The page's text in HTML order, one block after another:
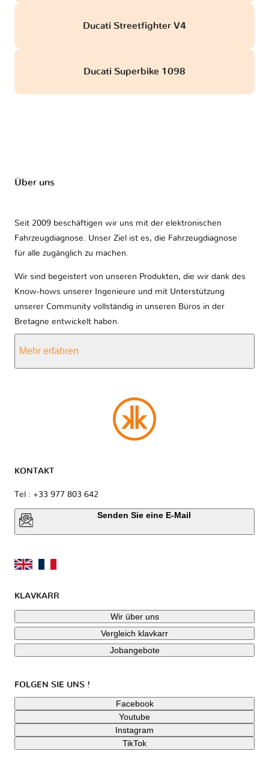
Ducati Streetfighter V4
Ducati Superbike 1098
Über uns
Seit 2009 beschäftigen wir uns mit der elektronischen
Fahrzeugdiagnose. Unser Ziel ist es, die Fahrzeugdiagnose
für alle zugänglich zu machen.
Wir sind begeistert von unseren Produkten, die wir dank des
Know-hows unserer Ingenieure und mit Unterstützung
unserer Community vollständig in unseren Büros in der
Bretagne entwickelt haben.
Mehr erfahren
KONTAKT
Tel : +33 977 803 642
Senden Sie eine E-Mail
KLAVKARR
Wir über uns
Vergleich klavkarr
Jobangebote
FOLGEN SIE UNS !
Facebook
Youtube
Instagram
TikTok